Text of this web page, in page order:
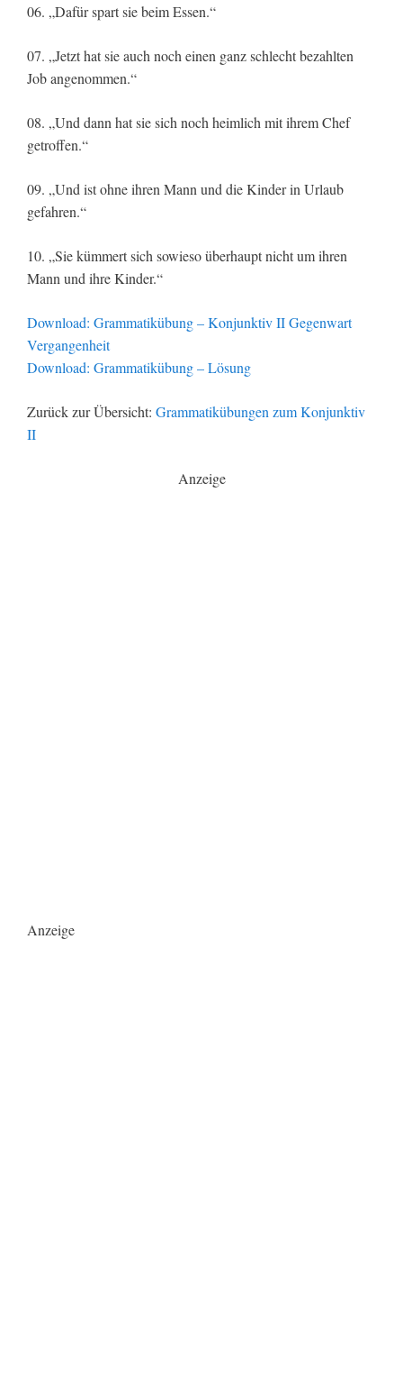
06. „Dafür spart sie beim Essen.“
07. „Jetzt hat sie auch noch einen ganz schlecht bezahlten
Job angenommen.“
08. „Und dann hat sie sich noch heimlich mit ihrem Chef
getroffen.“
09. „Und ist ohne ihren Mann und die Kinder in Urlaub
gefahren.“
10. „Sie kümmert sich sowieso überhaupt nicht um ihren
Mann und ihre Kinder.“
Download: Grammatikübung – Konjunktiv II Gegenwart
Vergangenheit
Download: Grammatikübung – Lösung
Zurück zur Übersicht: Grammatikübungen zum Konjunktiv
II
Anzeige
Anzeige